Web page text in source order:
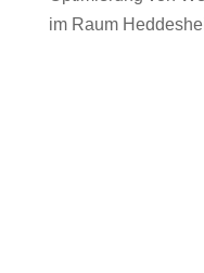
im Raum